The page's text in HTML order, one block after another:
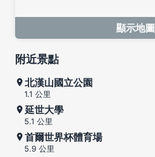
顯示地圖
附近景點
北漢山國立公園
1.1 公里
延世大學
5.1 公里
首爾世界杯體育場
5.9 公里